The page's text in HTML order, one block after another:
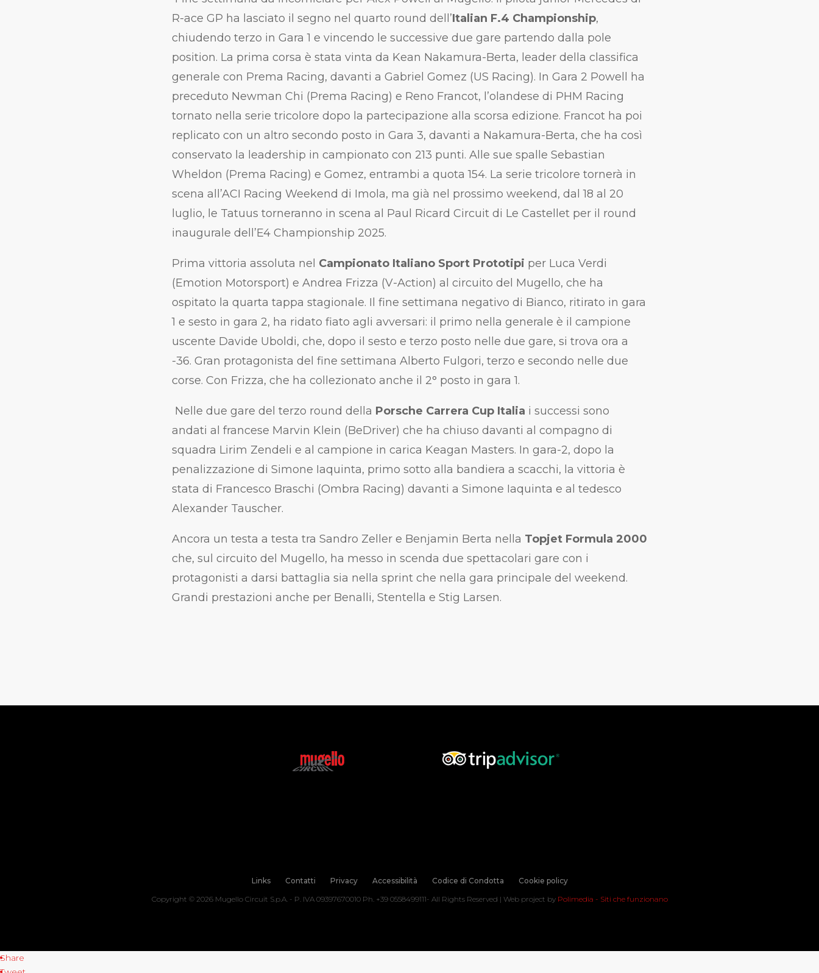
R-ace GP ha lasciato il segno nel quarto round dell’Italian F.4 Championship,
chiudendo terzo in Gara 1 e vincendo le successive due gare partendo dalla pole
position. La prima corsa è stata vinta da Kean Nakamura-Berta, leader della classifica
generale con Prema Racing, davanti a Gabriel Gomez (US Racing). In Gara 2 Powell ha
preceduto Newman Chi (Prema Racing) e Reno Francot, l’olandese di PHM Racing
tornato nella serie tricolore dopo la partecipazione alla scorsa edizione. Francot ha poi
replicato con un altro secondo posto in Gara 3, davanti a Nakamura-Berta, che ha così
conservato la leadership in campionato con 213 punti. Alle sue spalle Sebastian
Wheldon (Prema Racing) e Gomez, entrambi a quota 154. La serie tricolore tornerà in
scena all’ACI Racing Weekend di Imola, ma già nel prossimo weekend, dal 18 al 20
luglio, le Tatuus torneranno in scena al Paul Ricard Circuit di Le Castellet per il round
inaugurale dell’E4 Championship 2025.
Prima vittoria assoluta nel Campionato Italiano Sport Prototipi per Luca Verdi
(Emotion Motorsport) e Andrea Frizza (V-Action) al circuito del Mugello, che ha
ospitato la quarta tappa stagionale. Il fine settimana negativo di Bianco, ritirato in gara
1 e sesto in gara 2, ha ridato fiato agli avversari: il primo nella generale è il campione
uscente Davide Uboldi, che, dopo il sesto e terzo posto nelle due gare, si trova ora a
-36. Gran protagonista del fine settimana Alberto Fulgori, terzo e secondo nelle due
corse. Con Frizza, che ha collezionato anche il 2° posto in gara 1.
Nelle due gare del terzo round della Porsche Carrera Cup Italia i successi sono
andati al francese Marvin Klein (BeDriver) che ha chiuso davanti al compagno di
squadra Lirim Zendeli e al campione in carica Keagan Masters. In gara-2, dopo la
penalizzazione di Simone Iaquinta, primo sotto alla bandiera a scacchi, la vittoria è
stata di Francesco Braschi (Ombra Racing) davanti a Simone Iaquinta e al tedesco
Alexander Tauscher.
Ancora un testa a testa tra Sandro Zeller e Benjamin Berta nella Topjet Formula 2000
che, sul circuito del Mugello, ha messo in scenda due spettacolari gare con i
protagonisti a darsi battaglia sia nella sprint che nella gara principale del weekend.
Grandi prestazioni anche per Benalli, Stentella e Stig Larsen.
Links Contatti Privacy Accessibilità Codice di Condotta
Cookie policy
Copyright © 2026 Mugello Circuit S.p.A. - P. IVA 09397670010 Ph. +39 0558499111- All Rights Reserved | Web project by Polimedia - Siti che funzionano
Share